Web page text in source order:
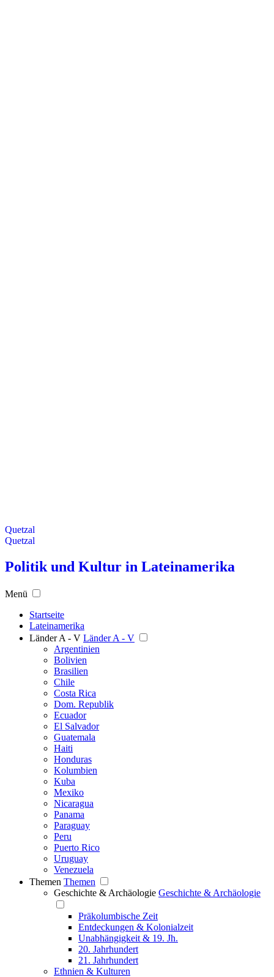
Quetzal
Quetzal
Politik und Kultur in Lateinamerika
Menü
Startseite
Lateinamerika
Länder A - V Länder A - V
Argentinien
Bolivien
Brasilien
Chile
Costa Rica
Dom. Republik
Ecuador
El Salvador
Guatemala
Haiti
Honduras
Kolumbien
Kuba
Mexiko
Nicaragua
Panama
Paraguay
Peru
Puerto Rico
Uruguay
Venezuela
Themen Themen
Geschichte & Archäologie Geschichte & Archäologie
Präkolumbische Zeit
Entdeckungen & Kolonialzeit
Unabhängigkeit & 19. Jh.
20. Jahrhundert
21. Jahrhundert
Ethnien & Kulturen